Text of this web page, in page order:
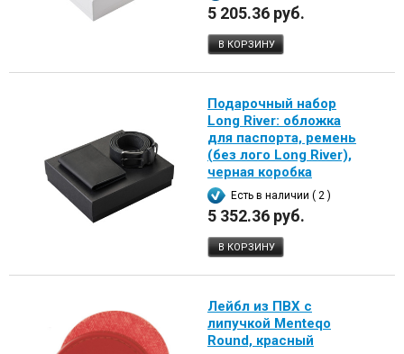
5 205.36 руб.
В КОРЗИНУ
Подарочный набор
Long River: обложка
для паспорта, ремень
(без лого Long River),
черная коробка
Есть в наличии ( 2 )
5 352.36 руб.
В КОРЗИНУ
Лейбл из ПВХ с
липучкой Menteqo
Round, красный